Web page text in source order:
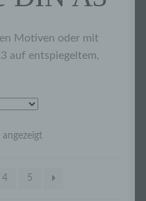
Motiven oder mit
auf entspiegeltem,
Nach
4 5